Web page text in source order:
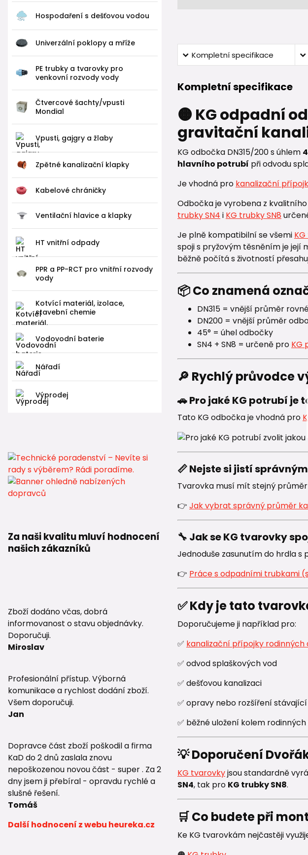
Hospodaření s dešťovou vodou
Univerzální poklopy a mříže
PE trubky a tvarovky pro
venkovní rozvody vody
Čtvercové šachty/vpusti
Mondial
Vpusti, gajgry a žlaby
Zpětné kanalizační klapky
Kabelové chráničky
Ventilační hlavice a klapky
HT vnitřní odpady
PPR a PP-RCT pro vnitřní rozvody
vody
Kotvící materiál, izolace,
stavební chemie
Vodovodní baterie
Nářadí
Výprodej
Za naši kvalitu mluví hodnocení
našich zákazníků
Zboží dodáno včas, dobrá
informovanost o stavu objednávky.
Doporučuji.
Miroslav
Profesionální přístup. Výborná
komunikace a rychlost dodání zboží.
Všem doporučuji.
Jan
Dopravce část zboží poškodil a firma
KaD do 2 dnů zaslala znovu
nepoškozenou novou část - super . Za 2
dny jsem ji přebíral - opravdu rychlé a
slušné řešení.
Tomáš
Další hodnocení z webu heureka.cz
Kompletní specifikace
Kompletní specifikace
🟠 KG odpadní
gravitační
KG odbočka DN315/200 s úhlem
hlavního potrubí při odvodu
Je vhodná pro kanalizační
Odbočka je vyrobena z kvalitního
trubky SN4 i KG trubky SN8
Je plně kompatibilní se všemi
spoji s pryžovým těsněním je její
běžně počítá s životností
📦 Co znamená
DN315 = vnější průměr
DN200 = vnější průměr
45° = úhel odbočky
SN4 + SN8 = určeně pro KG
🔎 Rychlý průvodce
🚗 Pro jaké KG potrubí
Tato KG odbočka je vhodná pro
📏 Nejste si jistí
Tvarovka musí mít stejný
👉 Jak vybrat správný průměr
🔧 Jak se KG tvarovky
Jednoduše zasunutím do hrdla
👉 Práce s odpadními trubkami
✅ Kdy je tato
Doporučujeme ji například pro:
✅ kanalizační přípojky rodinných
✅ odvod splaškových vod
✅ dešťovou kanalizaci
✅ opravy nebo rozšíření
✅ běžné uložení kolem
💡 Doporučení
KG tvarovkyjsou standardně
SN4, tak pro KG trubky SN8.
🛒 Co budete při
Ke KG tvarovkám nejčastěji